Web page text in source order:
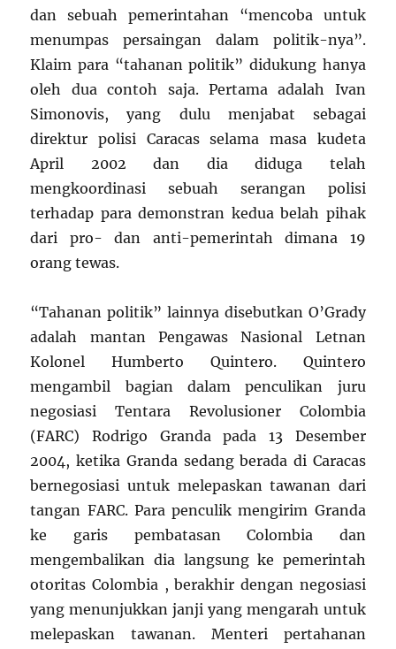
dan sebuah pemerintahan “mencoba untuk
menumpas persaingan dalam politik-nya”.
Klaim para “tahanan politik” didukung hanya
oleh dua contoh saja. Pertama adalah Ivan
Simonovis, yang dulu menjabat sebagai
direktur polisi Caracas selama masa kudeta
April 2002 dan dia diduga telah
mengkoordinasi sebuah serangan polisi
terhadap para demonstran kedua belah pihak
dari pro- dan anti-pemerintah dimana 19
orang tewas.
“Tahanan politik” lainnya disebutkan O’Grady
adalah mantan Pengawas Nasional Letnan
Kolonel Humberto Quintero. Quintero
mengambil bagian dalam penculikan juru
negosiasi Tentara Revolusioner Colombia
(FARC) Rodrigo Granda pada 13 Desember
2004, ketika Granda sedang berada di Caracas
bernegosiasi untuk melepaskan tawanan dari
tangan FARC. Para penculik mengirim Granda
ke garis pembatasan Colombia dan
mengembalikan dia langsung ke pemerintah
otoritas Colombia , berakhir dengan negosiasi
yang menunjukkan janji yang mengarah untuk
melepaskan tawanan. Menteri pertahanan